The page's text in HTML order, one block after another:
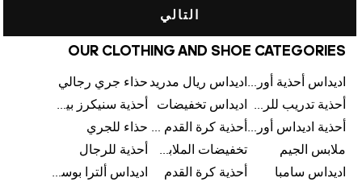
التالي
OUR CLOTHING AND SHOE CATEGORIES
اديداس أحذية أورجينالز اديداس ريال مدريد حذاء جري رجالي
أحذية تدريب للرجال
اديداس تخفيضات
أحذية سنيكرز بيضاء للرجال
أحذية اديداس أورجينال للنساء
أحذية كرة القدم للرجال حذاء للجري
ملابس الجيم
تخفيضات الملابس للأطفال
أحذية للرجال
اديداس سامبا
أحذية كرة القدم
اديداس ألترا بوست